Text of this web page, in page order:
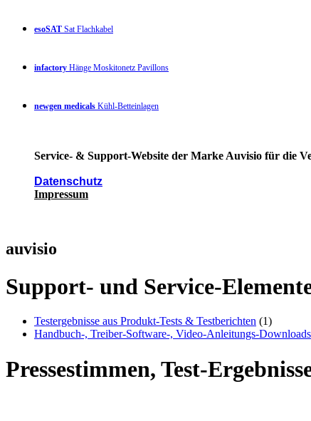
esoSAT Sat Flachkabel
infactory Hänge Moskitonetz Pavillons
newgen medicals Kühl-Betteinlagen
Service- & Support-Website der Marke Auvisio für die
Datenschutz
Impressum
auvisio
Support- und Service-
Testergebnisse aus Produkt-Tests & Testberichten (1)
Handbuch-, Treiber-Software-, Video-Anleitungs-Downloads
Pressestimmen, Test-